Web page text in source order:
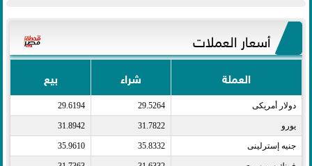
أسعار العملات
العملة شراء بيع
دولار أمريكى​ 29.5264
29.6194
يورو​ 31.7822
31.8942
جنيه إسترلينى​ 35.8332
35.9610